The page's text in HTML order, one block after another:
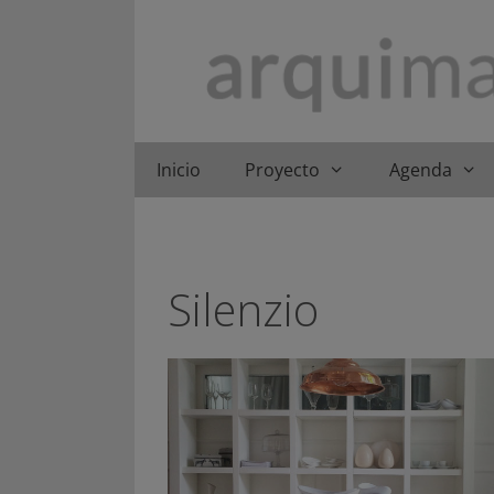
Inicio Proyecto Agenda
Silenzio